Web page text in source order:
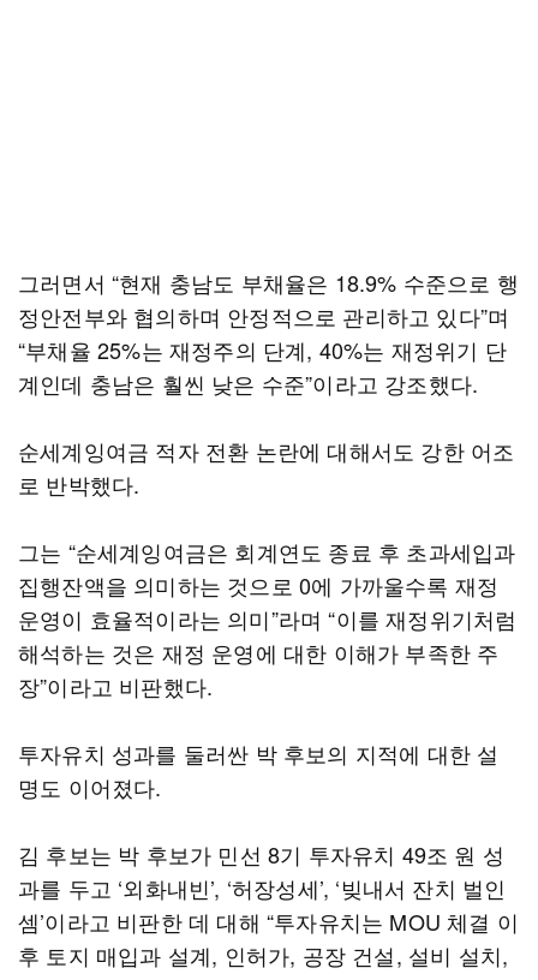
그러면서 “현재 충남도 부채율은 18.9% 수준으로 행
정안전부와 협의하며 안정적으로 관리하고 있다”며
“부채율 25%는 재정주의 단계, 40%는 재정위기 단
계인데 충남은 훨씬 낮은 수준”이라고 강조했다.
순세계잉여금 적자 전환 논란에 대해서도 강한 어조
로 반박했다.
그는 “순세계잉여금은 회계연도 종료 후 초과세입과
집행잔액을 의미하는 것으로 0에 가까울수록 재정
운영이 효율적이라는 의미”라며 “이를 재정위기처럼
해석하는 것은 재정 운영에 대한 이해가 부족한 주
장”이라고 비판했다.
투자유치 성과를 둘러싼 박 후보의 지적에 대한 설
명도 이어졌다.
김 후보는 박 후보가 민선 8기 투자유치 49조 원 성
과를 두고 ‘외화내빈’, ‘허장성세’, ‘빚내서 잔치 벌인
셈’이라고 비판한 데 대해 “투자유치는 MOU 체결 이
후 토지 매입과 설계, 인허가, 공장 건설, 설비 설치,